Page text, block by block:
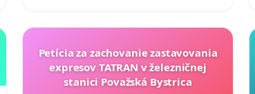
Petícia za zachovanie zastavovania
expresov TATRAN v železničnej
stanici Považská Bystrica